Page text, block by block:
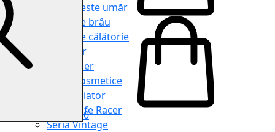
Genți peste umăr
Genți de brâu
Genți de călătorie
Shopper
Organiser
Truse cosmetice
Seria Aviator
Seria Cafe Racer
Seria Vintage
0